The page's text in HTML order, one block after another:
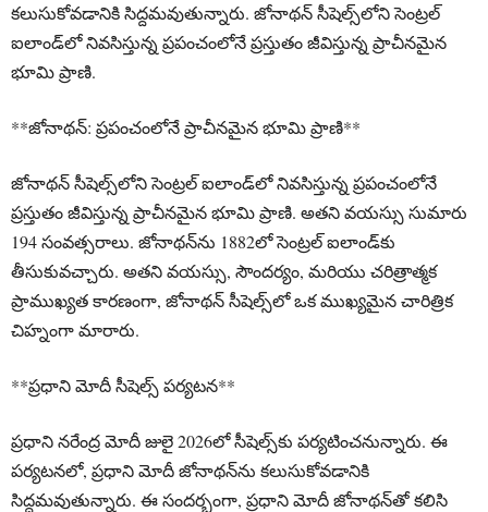
కలుసుకోవ‌డానికి సిద్ద‌మవుతున్నారు. జోనాథ‌న్ సీషెల్స్‌లోని సెంట్రల్
ఐలాండ్‌లో నివ‌సిస్తున్న ప్రపంచంలోనే ప్ర‌స్తుతం జీవిస్తున్న ప్రాచీనమైన
భూమి ప్రాణి.
**జోనాథ‌న్: ప్రపంచంలోనే ప్రాచీనమైన భూమి ప్రాణి**
జోనాథ‌న్ సీషెల్స్‌లోని సెంట్రల్ ఐలాండ్‌లో నివ‌సిస్తున్న ప్రపంచంలోనే
ప్ర‌స్తుతం జీవిస్తున్న ప్రాచీనమైన భూమి ప్రాణి. అత‌ని వయస్సు సుమారు
194 సంవత్సరాలు. జోనాథ‌న్‌ను 1882లో సెంట్రల్ ఐలాండ్‌కు
తీసుకువ‌చ్చారు. అత‌ని వయస్సు, సౌందర్యం, మరియు చరిత్రాత్మక
ప్రాముఖ్యత కారణంగా, జోనాథ‌న్ సీషెల్స్‌లో ఒక ముఖ్యమైన చారిత్రిక
చిహ్నంగా మారారు.
**ప్ర‌ధాని మోదీ సీషెల్స్ పర్యటన**
ప్ర‌ధాని న‌రేంద్ర మోదీ జులై 2026లో సీషెల్స్‌కు పర్య‌టించ‌నున్నారు. ఈ
పర్యటనలో, ప్ర‌ధాని మోదీ జోనాథ‌న్‌ను కలుసుకోవ‌డానికి
సిద్ద‌మవుతున్నారు. ఈ సంద‌ర్భంగా, ప్ర‌ధాని మోదీ జోనాథ‌న్‌తో కలిసి